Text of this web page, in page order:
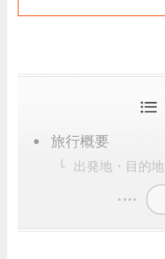
旅行概要
出発地・目的地